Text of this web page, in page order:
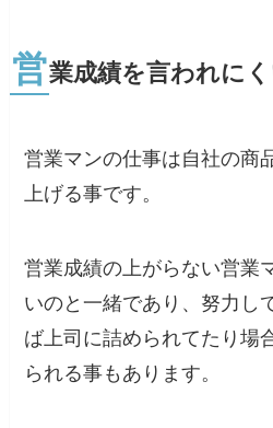
営業成績を言われに
営業マンの仕事は自社の商
上げる事です。
営業成績の上がらない営業
いのと一緒であり、努力し
ば上司に詰められてたり場
られる事もあります。